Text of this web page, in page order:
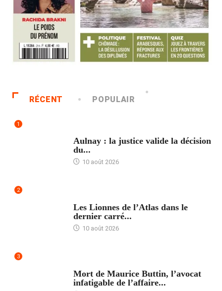
RÉCENT POPULAIR
1
Aulnay : la justice valide la décision
du...
10 août 2026
2
Les Lionnes de l’Atlas dans le
dernier carré...
10 août 2026
3
Mort de Maurice Buttin, l’avocat
infatigable de l’affaire...